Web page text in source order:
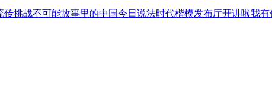
传挑战不可能故事里的中国今日说法时代楷模发布厅开讲啦我有